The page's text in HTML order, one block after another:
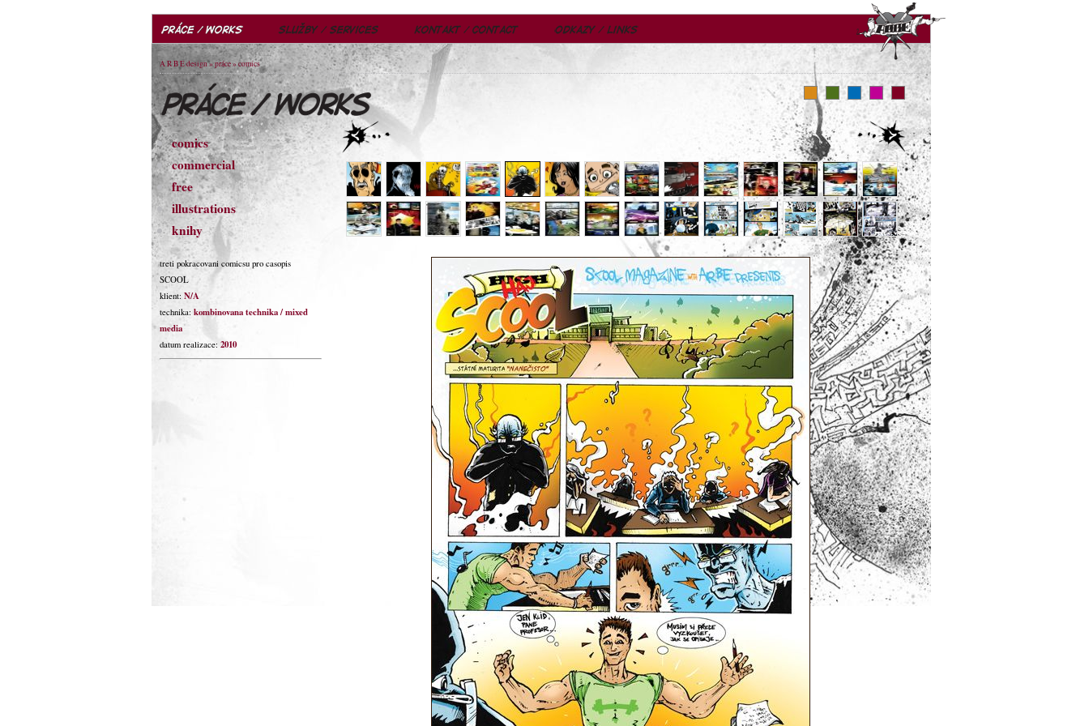
A R B E design» práce» comics
comics
commercial
free
illustrations
knihy
treti pokracovani comicsu pro casopis
SCOOL
klient: N/A
technika: kombinovana technika / mixed
media
datum realizace: 2010